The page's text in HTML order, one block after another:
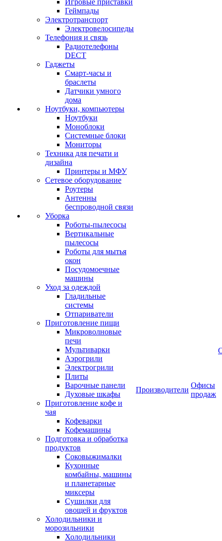
Игровые приставки
Геймпады
Электротранспорт
Электровелосипеды
Телефония и связь
Радиотелефоны
DECT
Гаджеты
Смарт-часы и
браслеты
Датчики умного
дома
Ноутбуки, компьютеры
Ноутбуки
Моноблоки
Системные блоки
Мониторы
Техника для печати и
дизайна
Принтеры и МФУ
Сетевое оборудование
Роутеры
Антенны
беспроводной связи
Уборка
Роботы-пылесосы
Вертикальные
пылесосы
Роботы для мытья
окон
Посудомоечные
машины
Уход за одеждой
Гладильные
системы
Отпариватели
Приготовление пищи
Микроволновые
печи
Мультиварки
Аэрогрили
Электрогрили
Плиты
Варочные панели
Духовые шкафы
Приготовление кофе и
чая
Кофеварки
Кофемашины
Подготовка и обработка
продуктов
Соковыжималки
Кухонные
комбайны, машины
и планетарные
миксеры
Сушилки для
овощей и фруктов
Холодильники и
морозильники
Холодильники
Производители
Офисы
продаж